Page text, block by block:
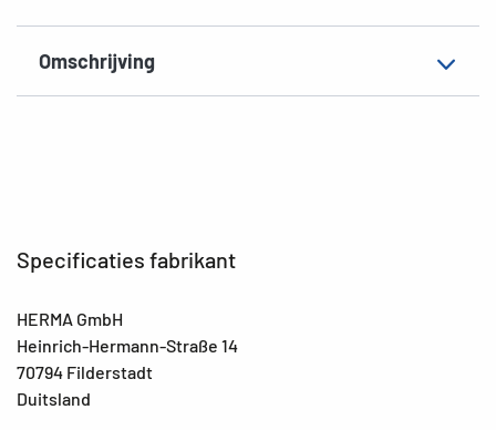
Omschrijving
Specificaties fabrikant
HERMA GmbH
Heinrich-Hermann-Straße 14
70794 Filderstadt
Duitsland